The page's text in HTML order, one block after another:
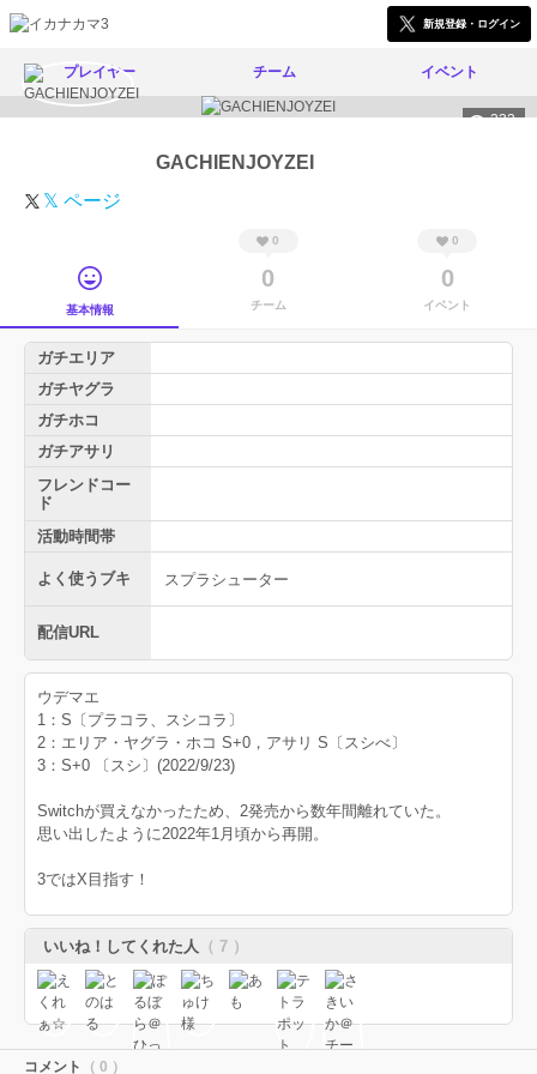
新規登録・ログイン
プレイヤー チーム イベント
333
GACHIENJOYZEI
𝕏 ページ
基本情報
0
0
チーム
0
0
イベント
ガチエリア
ガチヤグラ
ガチホコ
ガチアサリ
フレンドコー
ド
活動時間帯
よく使うブキ スプラシューター
配信URL
ウデマエ
1：S〔プラコラ、スシコラ〕
2：エリア・ヤグラ・ホコ S+0，アサリ S〔スシべ〕
3：S+0 〔スシ〕(2022/9/23)
Switchが買えなかったため、2発売から数年間離れていた。
思い出したように2022年1月頃から再開。
3ではX目指す！
いいね！してくれた人 （ 7 ）
コメント （ 0 ）